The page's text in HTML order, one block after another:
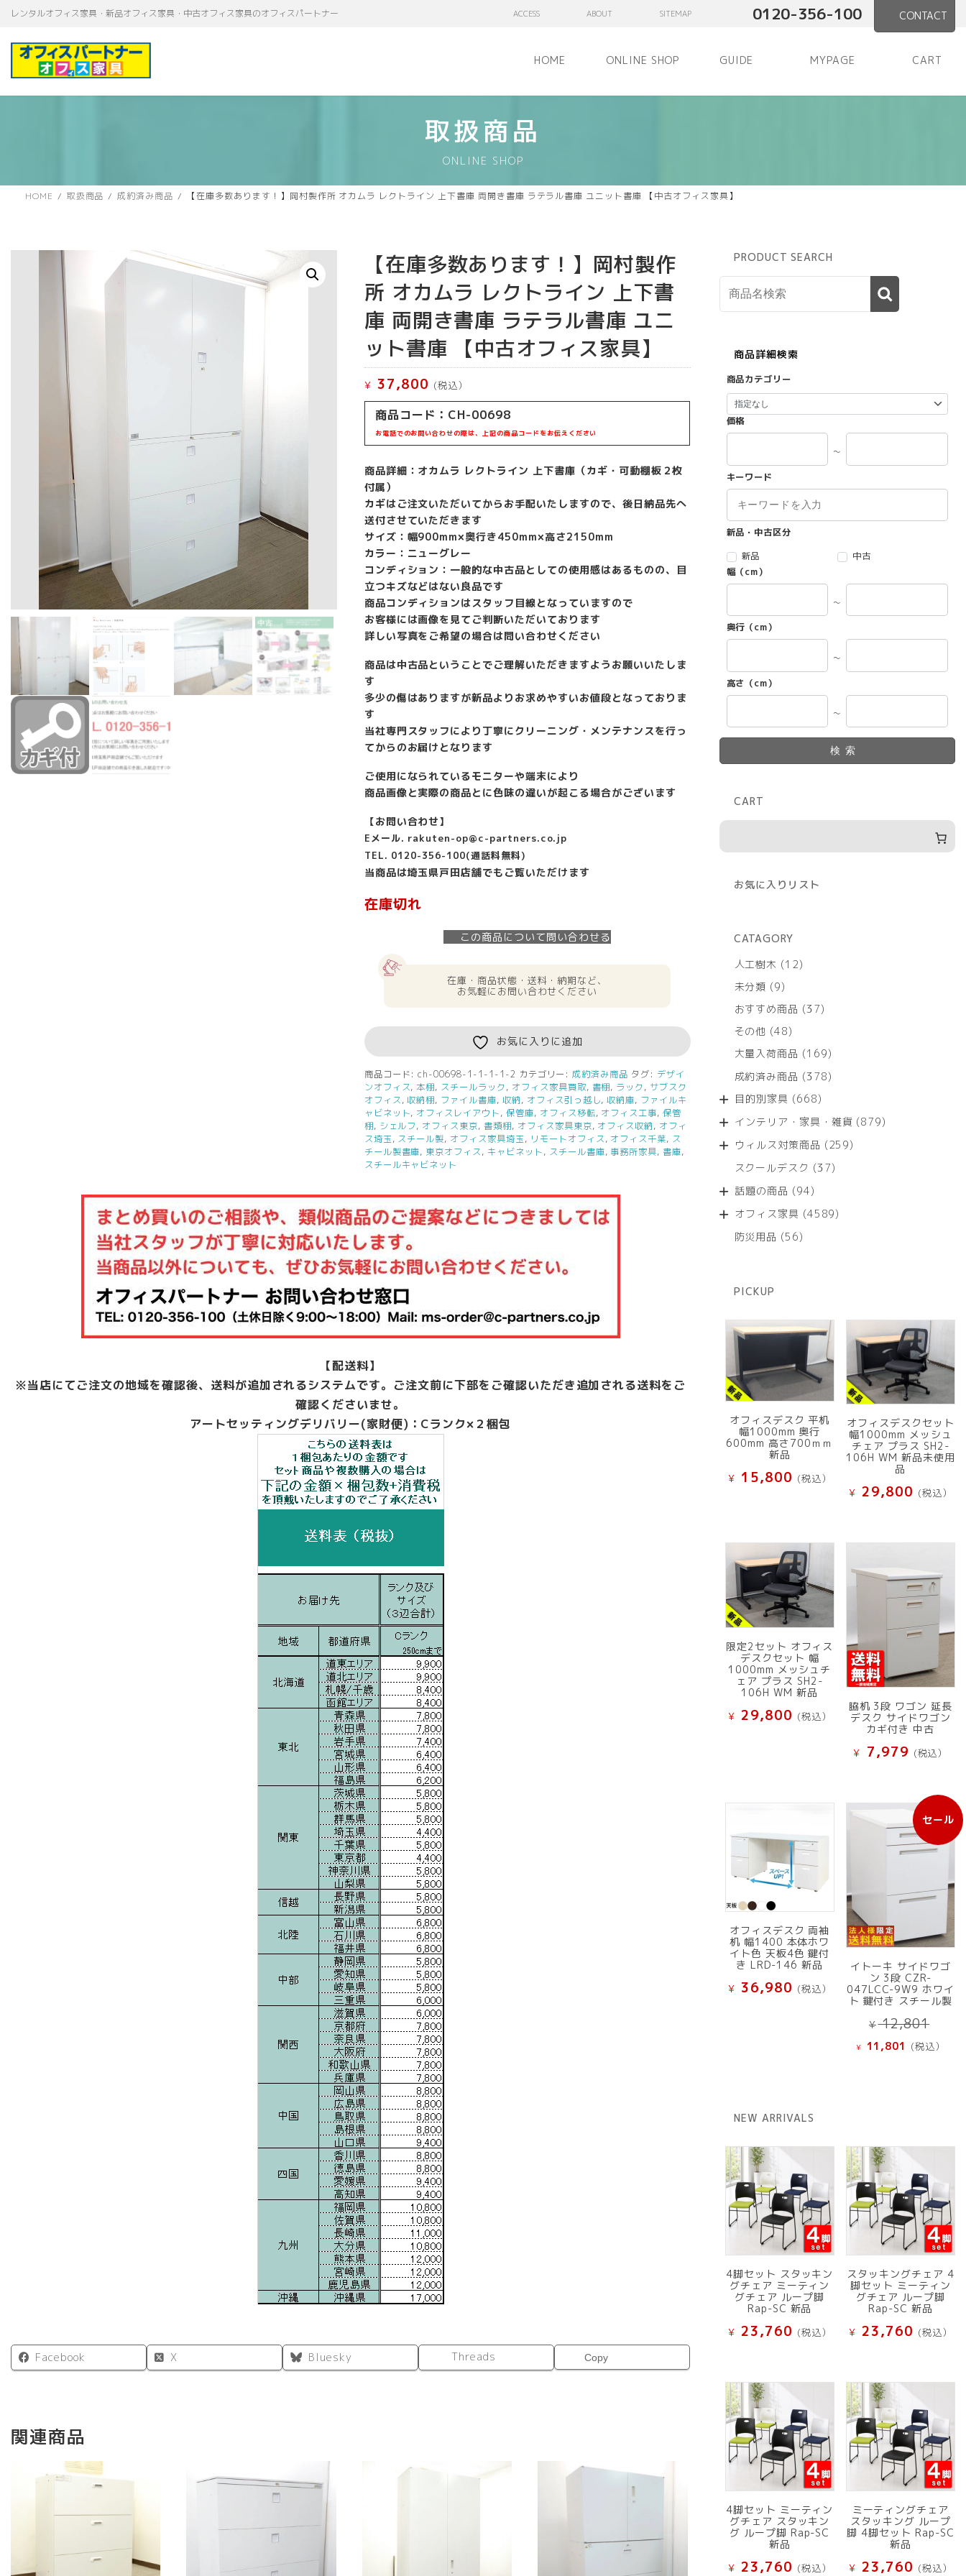
テ
ゲ
レンタルオフィス家具・新品オフィス家具・中古オフィス家具のオフィスパートナー ACCESS ABOUT SITEMAP 0120-356-100 CONTACT
HOME ONLINE SHOP GUIDE MYPAGE CART
取扱商品
ONLINE SHOP
HOME 取扱商品 成約済み商品 【在庫多数あります！】岡村製作所 オカムラ レクトライン 上下書庫 両開き書庫 ラテラル書庫 ユニット書庫 【中古オフィス家具】
【在庫多数あります！】岡村製作
所 オカムラ レクトライン 上下書
庫 両開き書庫 ラテラル書庫 ユニ
ット書庫 【中古オフィス家具】
¥ 37,800 (税込）
商品コード：CH-00698
お電話でのお問い合わせの際は、上記の商品コードをお伝えください
商品詳細：オカムラ レクトライン 上下書庫（カギ・可動棚板２枚
付属）
カギはご注文いただいてからお手配いたしますので、後日納品先へ
送付させていただきます
サイズ：幅900mm×奥行き450mm×高さ2150mm
カラー：ニューグレー
コンディション：一般的な中古品としての使用感はあるものの、目
立つキズなどはない良品です
商品コンディションはスタッフ目線となっていますので
お客様には画像を見てご判断いただいております
詳しい写真をご希望の場合は問い合わせください
商品は中古品ということでご理解いただきますようお願いいたしま
す
多少の傷はありますが新品よりお求めやすいお値段となっておりま
す
当社専門スタッフにより丁寧にクリーニング・メンテナンスを行っ
てからのお届けとなります
ご使用になられているモニターや端末により
商品画像と実際の商品とに色味の違いが起こる場合がございます
【お問い合わせ】
Eメール. rakuten-op@c-partners.co.jp
TEL. 0120-356-100(通話料無料)
当商品は埼玉県戸田店舗でもご覧いただけます
在庫切れ
この商品について問い合わせる
在庫・商品状態・送料・納期など、
お気軽にお問い合わせください
お気に入りに追加
商品コード:ch-00698-1-1-1-1-2 カテゴリー:成約済み商品 タグ: デザイ
ンオフィス, 本棚, スチールラック , オフィス家具買取, 書棚, ラック , サブスク
オフィス,収納棚, ファイル書庫, 収納, オフィス引っ越し,収納庫, ファイルキ
ャビネット, オフィスレイアウト, 保管庫, オフィス移転, オフィス工事,保管
棚, シェルフ, オフィス東京, 書類棚, オフィス家具東京, オフィス収納, オフィ
ス埼玉, スチール製, オフィス家具埼玉, リモートオフィス, オフィス千葉, ス
チール製書庫, 東京オフィス, キャビネット, スチール書庫, 事務所家具, 書庫,
スチールキャビネット
【配送料】
※当店にてご注文の地域を確認後、送料が追加されるシステムです。ご注文前に下部をご確認いただき追加される送料をご
確認くださいませ。
アートセッティングデリバリー(家財便)：Cランク×２梱包
Facebook X Bluesky Threads Copy
関連商品
PRODUCT SEARCH
商品詳細検索
商品カテゴリー
価格
～
キーワード
新品・中古区分
新品
中古
幅（cm）
～
奥行（cm）
～
高さ（cm）
～
検索
CART
お気に入りリスト
CATAGORY
人工樹木
1212
商
未分類 99
の
商
おすすめ商品 3737
商
その他 4848
の
商
大量入荷商品 169169
の
成約済み商品 378378
商
目的別家具 668668
の
商
インテリア・家具・雑貨 879879
ウィルス対策商品 259259
スクールデスク 3737
商
話題の商品 9494
の
オフィス家具 45894589
防災用品 5656
PICKUP
オフィスデスク 平机
幅1000mm 奥行
600mm 高さ700ｍｍ
新品
¥ 15,800 (税込）
オフィスデスクセット
幅1000mm メッシュ
チェア プラス SH2-
106H WM 新品未使用
品
¥ 29,800 (税込）
限定2セット オフィス
デスクセット 幅
1000mm メッシュチ
ェア プラス SH2-
106H WM 新品
¥ 29,800 (税込）
脇机 3段 ワゴン 延長
デスク サイドワゴン
カギ付き 中古
¥ 7,979 (税込）
オフィスデスク 両袖
机 幅1400 本体ホワ
イト色 天板4色 鍵付
き LRD-146 新品
¥ 36,980 (税込）
セール
販
売
中
品
イトーキ サイドワゴ
ン 3段 CZR-
047LCC-9W9 ホワイ
ト 鍵付き スチール製
¥12,801
の
価
¥ 11,801 現
で
す。
(税込）
NEW ARRIVALS
4脚セット スタッキン
グチェア ミーティン
グチェア ループ脚
Rap-SC 新品
¥ 23,760 (税込）
スタッキングチェア 4
脚セット ミーティン
グチェア ループ脚
Rap-SC 新品
¥ 23,760 (税込）
4脚セット ミーティン
グチェア スタッキン
グ ループ脚 Rap-SC
新品
¥ 23,760 (税込）
ミーティングチェア
スタッキング ループ
脚 4脚セット Rap-SC
新品
¥ 23,760 (税込）